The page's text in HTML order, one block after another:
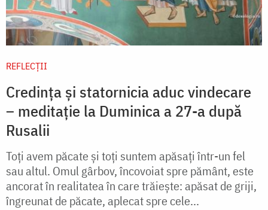
REFLECȚII
Credința și statornicia aduc vindecare
– meditație la Duminica a 27-a după
Rusalii
Toți avem păcate și toți suntem apăsați într-un fel
sau altul. Omul gârbov, încovoiat spre pământ, este
ancorat în realitatea în care trăiește: apăsat de griji,
îngreunat de păcate, aplecat spre cele...